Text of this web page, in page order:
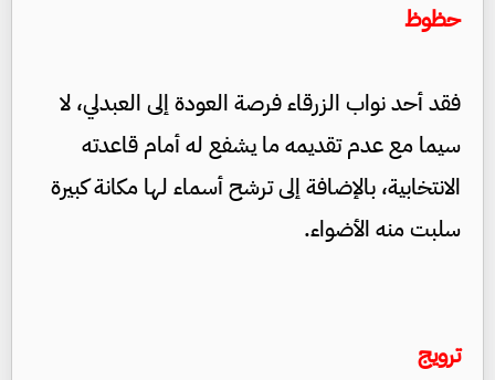
حظوظ
فقد أحد نواب الزرقاء فرصة العودة إلى العبدلي، لا
سيما مع عدم تقديمه ما يشفع له أمام قاعدته
الانتخابية، بالإضافة إلى ترشح أسماء لها مكانة كبيرة
سلبت منه الأضواء.
ترويج